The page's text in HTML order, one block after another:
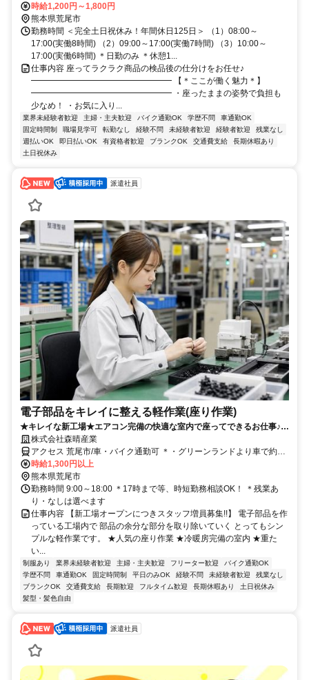
時給1,200円～1,800円
熊本県荒尾市
勤務時間 ＜完全土日祝休み！年間休日125日＞ （1）08:00～
17:00(実働8時間) （2）09:00～17:00(実働7時間) （3）10:00～
17:00(実働6時間) ＊日勤のみ ＊休憩1...
仕事内容 座ってラクラク商品の検品後の仕分けをお任せ♪
━━━━━━━━━━━━━━━━━ 【＊ここが働く魅力＊】
━━━━━━━━━━━━━━━━━ ・座ったままの姿勢で負担も
少なめ！ ・お気に入り...
業界未経験者歓迎 主婦・主夫歓迎 バイク通勤OK 学歴不問
車通勤OK
固定時間制
職場見学可 転勤なし 経験不問 未経験者歓迎 経験者歓迎
残業なし
週払いOK
即日払いOK 有資格者歓迎 ブランクOK 交通費支給
長期休暇あり
土日祝休み
派遣社員
電子部品をキレイに整える軽作業(座り作業)
★キレイな新工場★エアコン完備の快適な室内で座ってできるお仕事♪時
短・残業なしも相談OK！
株式会社森晴産業
アクセス 荒尾市/車・バイク通勤可 ＊・グリーンランドより車で約5
分・イオンモール大牟田より車で約15分
時給1,300円以上
熊本県荒尾市
勤務時間 9:00～18:00 ＊17時まで等、時短勤務相談OK！ ＊残業あ
り・なしは選べます
仕事内容 【新工場オープンにつきスタッフ増員募集!!】 電子部品を作
っている工場内で 部品の余分な部分を取り除いていく とってもシン
プルな軽作業です。 ★人気の座り作業 ★冷暖房完備の室内 ★重た
い...
制服あり 業界未経験者歓迎 主婦・主夫歓迎 フリーター歓迎
バイク通勤OK
学歴不問
車通勤OK 固定時間制 平日のみOK 経験不問 未経験者歓迎
残業なし
ブランクOK
交通費支給 長期歓迎 フルタイム歓迎 長期休暇あり
土日祝休み
髪型・髪色自由
派遣社員